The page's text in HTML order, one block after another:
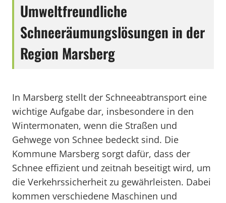
Umweltfreundliche
Schneeräumungslösungen in der
Region Marsberg
In Marsberg stellt der Schneeabtransport eine
wichtige Aufgabe dar, insbesondere in den
Wintermonaten, wenn die Straßen und
Gehwege von Schnee bedeckt sind. Die
Kommune Marsberg sorgt dafür, dass der
Schnee effizient und zeitnah beseitigt wird, um
die Verkehrssicherheit zu gewährleisten. Dabei
kommen verschiedene Maschinen und